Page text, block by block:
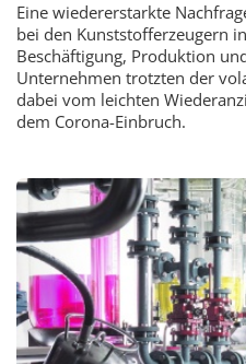
Eine wiedererstarkte
bei den Kunststofferzeugern
Beschäftigung, Produktion
Unternehmen trotzten der
dabei vom leichten
dem Corona-Einbruch.